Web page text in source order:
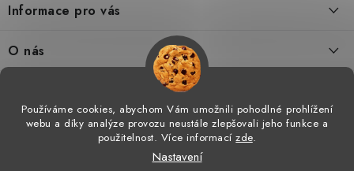
Používáme cookies, abychom Vám umožnili pohodlné prohlížení
webu a díky analýze provozu neustále zlepšovali jeho funkce a
použitelnost. Více informacízde.
Nastavení
p
a
t
Informace pro vás
Tabulka velikostí
Obchodní podmínky
Podmínky ochrany osobních údajů
O nás
Proč AMÁLKA?
Facebook